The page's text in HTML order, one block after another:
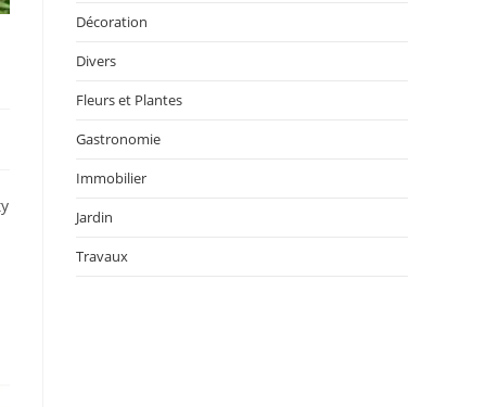
Décoration
Divers
Fleurs et Plantes
Gastronomie
Immobilier
Jardin
Travaux